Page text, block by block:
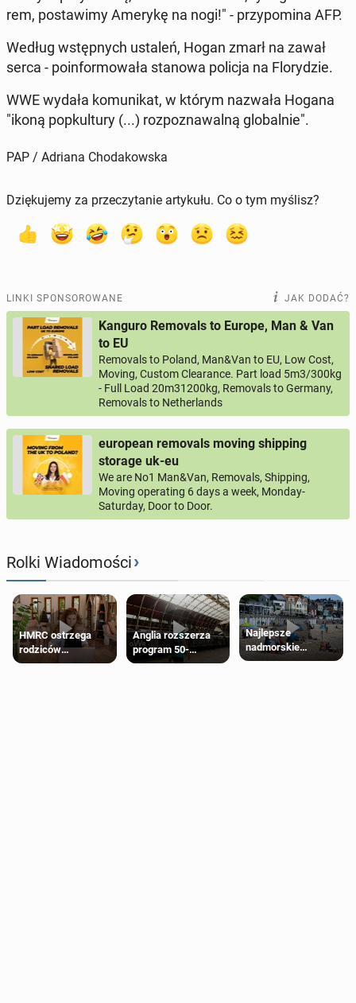
rem, po­sta­wi­my Amerykę na nogi!" - przy­po­mi­na AFP.
Według wstęp­nych ustaleń, Hogan zmarł na zawał
serca - po­in­for­mo­wa­ła stanowa policja na Flo­ry­dzie.
WWE wydała ko­mu­ni­kat, w którym nazwała Hogana
"ikoną po­pkul­tu­ry (...) roz­po­zna­wal­ną glo­bal­nie".
PAP / Adriana Chodakowska
Dziękujemy za przeczytanie artykułu. Co o tym myślisz?
LINKI SPONSOROWANE JAK DODAĆ?
Kanguro Removals to Europe, Man & Van
to EU
Removals to Poland, Man&Van to EU, Low Cost,
Moving, Custom Clearance. Part load 5m3/300kg
- Full Load 20m31200kg, Removals to Germany,
Removals to Netherlands
european removals moving shipping
storage uk-eu
We are No1 Man&Van, Removals, Shipping,
Moving operating 6 days a week, Monday-
Saturday, Door to Door.
Rolki Wiadomości›
HMRC ostrzega
rodziców
pobierających Child
Anglia rozszerza
program 50-
procentowych
Najlepsze
nadmorskie
miasteczko blisko